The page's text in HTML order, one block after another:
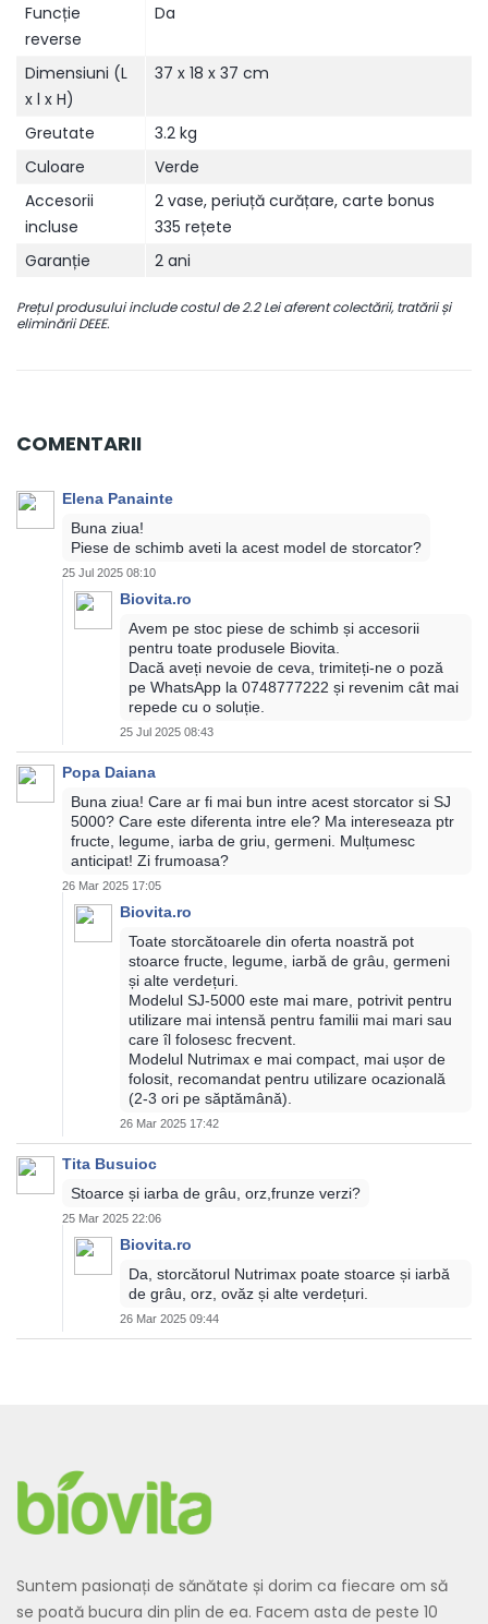
Funcție
reverse
Da
Dimensiuni (L
x l x H)
37 x 18 x 37 cm
Greutate
3.2 kg
Culoare
Verde
Accesorii
incluse
2 vase, periuță curățare, carte bonus
335 rețete
Garanție
2 ani
Prețul produsului include costul de 2.2 Lei aferent colectării, tratării și
eliminării DEEE.
COMENTARII
Elena Panainte
Buna ziua!
Piese de schimb aveti la acest model de storcator?
25 Jul 2025 08:10
Biovita.ro
Avem pe stoc piese de schimb și accesorii
pentru toate produsele Biovita.
Dacă aveți nevoie de ceva, trimiteți-ne o poză
pe WhatsApp la 0748777222 și revenim cât mai
repede cu o soluție.
25 Jul 2025 08:43
Popa Daiana
Buna ziua! Care ar fi mai bun intre acest storcator si SJ
5000? Care este diferenta intre ele? Ma intereseaza ptr
fructe, legume, iarba de griu, germeni. Mulțumesc
anticipat! Zi frumoasa?
26 Mar 2025 17:05
Biovita.ro
Toate storcătoarele din oferta noastră pot
stoarce fructe, legume, iarbă de grâu, germeni
și alte verdețuri.
Modelul SJ-5000 este mai mare, potrivit pentru
utilizare mai intensă pentru familii mai mari sau
care îl folosesc frecvent.
Modelul Nutrimax e mai compact, mai ușor de
folosit, recomandat pentru utilizare ocazională
(2-3 ori pe săptămână).
26 Mar 2025 17:42
Tita Busuioc
Stoarce și iarba de grâu, orz,frunze verzi?
25 Mar 2025 22:06
Biovita.ro
Da, storcătorul Nutrimax poate stoarce și iarbă
de grâu, orz, ovăz și alte verdețuri.
26 Mar 2025 09:44
Suntem pasionați de sănătate și dorim ca fiecare om să
se poată bucura din plin de ea. Facem asta de peste 10